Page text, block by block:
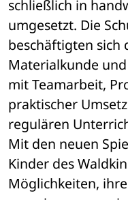
schließlich in
umgesetzt. Die
beschäftigten sich
Materialkunde
mit Teamarbeit,
praktischer
regulären
Mit den neuen
Kinder des
Möglichkeiten,